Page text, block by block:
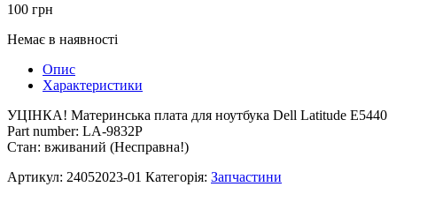
100 грн
Немає в наявності
Опис
Характеристики
УЦІНКА! Материнська плата для ноутбука Dell Latitude E5440
Part number: LA-9832P
Стан: вживаний (Несправна!)
Артикул: 24052023-01 Категорія: Запчастини